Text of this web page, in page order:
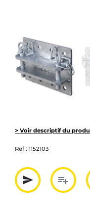
> Voir descriptif du
Ref : 1152103
send
Partager
playlist_add